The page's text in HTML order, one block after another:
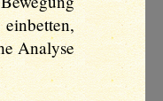
Analyse